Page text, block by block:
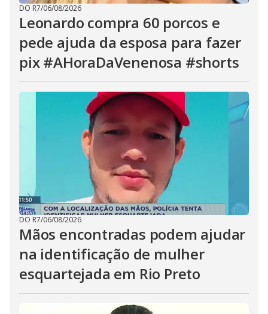
DO R7/06/08/2026
Leonardo compra 60 porcos e
pede ajuda da esposa para fazer
pix #AHoraDaVenenosa #shorts
DO R7/06/08/2026
Mãos encontradas podem ajudar
na identificação de mulher
esquartejada em Rio Preto